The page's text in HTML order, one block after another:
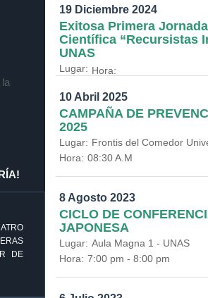
DE
19 Diciembre 2024
Exitosa Primera
Científica “Recursistas
UNAS
Lugar: Hora:
10 Abril 2025
CAMPAÑA DE
2025
Lugar: Frontis del Comedor
Hora: 08:30 A.M
8 Agosto 2023
CICLO DE
JAPONESA
Lugar: Aula Magna 1 - UNAS
Hora: 7:00 pm - 8:00 pm